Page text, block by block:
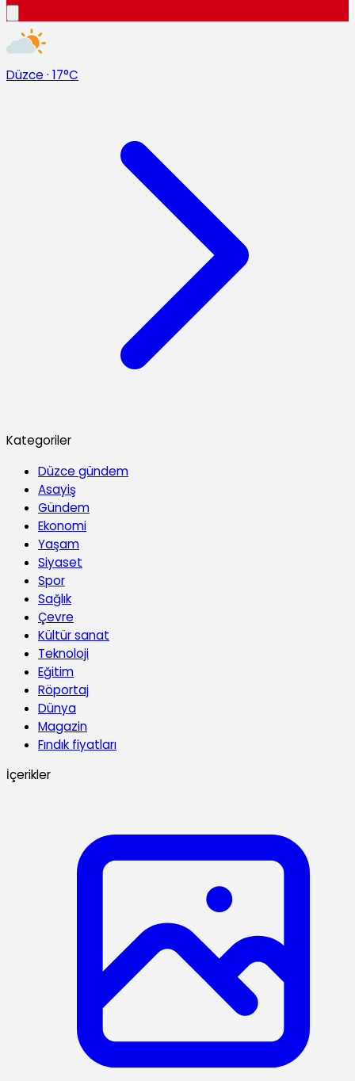
Düzce · 17°C
Kategoriler
Düzce gündem
Asayiş
Gündem
Ekonomi
Yaşam
Siyaset
Spor
Sağlık
Çevre
Kültür sanat
Teknoloji
Eğitim
Röportaj
Dünya
Magazin
Fındık fiyatları
İçerikler